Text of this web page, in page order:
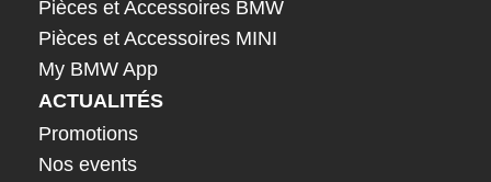
Pièces et Accessoires BMW
Pièces et Accessoires MINI
My BMW App
ACTUALITÉS
Promotions
Nos events